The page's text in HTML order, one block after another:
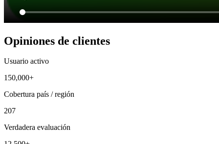
Opiniones de clientes
Usuario activo
150,000+
Cobertura país / región
207
Verdadera evaluación